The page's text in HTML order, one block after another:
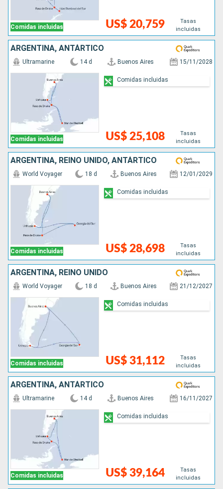
Comidas incluidas US$ 20,759
Tasas
incluidas
ARGENTINA, ANTÁRTICO
Comidas incluidas
Ultramarine 14 d Buenos Aires 15/11/2028
US$ 25,108
Tasas
incluidas
Comidas incluidas
ARGENTINA, REINO UNIDO, ANTÁRTICO
Comidas incluidas
World Voyager 18 d Buenos Aires 12/01/2029
US$ 28,698
Tasas
incluidas
Comidas incluidas
ARGENTINA, REINO UNIDO
Comidas incluidas
World Voyager 18 d Buenos Aires 21/12/2027
US$ 31,112
Tasas
incluidas
Comidas incluidas
ARGENTINA, ANTÁRTICO
Comidas incluidas
Ultramarine 14 d Buenos Aires 16/11/2027
US$ 39,164
Tasas
incluidas
Comidas incluidas